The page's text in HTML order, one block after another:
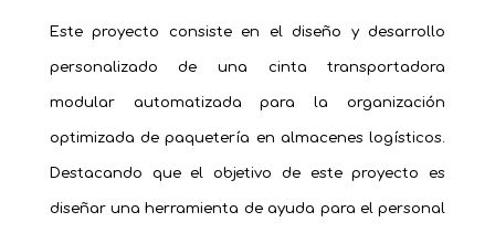
Este proyecto consiste en el diseño y desarrollo
personalizado de una cinta transportadora
modular automatizada para la organización
optimizada de paquetería en almacenes logísticos.
Destacando que el objetivo de este proyecto es
diseñar una herramienta de ayuda para el personal